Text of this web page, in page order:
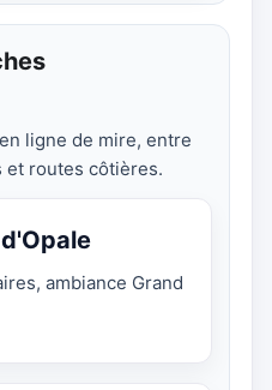
ligne de mire, entre
et routes côtières.
ambiance Grand